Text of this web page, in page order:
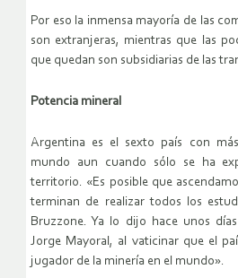
Por eso la inmensa mayoría de las
son extranjeras, mientras que las
que quedan son subsidiarias de las
Potencia mineral
Argentina es el sexto país con
mundo aun cuando sólo se ha
territorio. «Es posible que
terminan de realizar todos los
Bruzzone. Ya lo dijo hace unos
Jorge Mayoral, al vaticinar que el
jugador de la minería en el mundo».